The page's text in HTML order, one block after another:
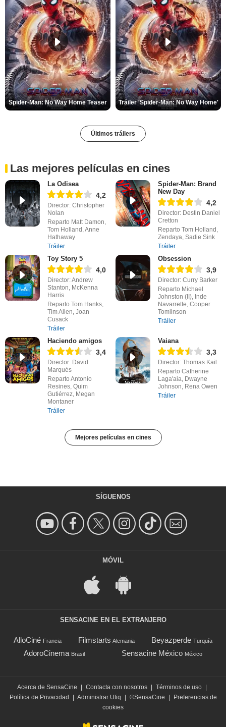
Spider-Man: No Way Home Teaser Tráiler 'Spider-Man: No Way Home'
Últimos tráilers
Las mejores películas en cines
La Odisea
4,2
Director: Christopher
Nolan
Reparto Matt Damon,
Tom Holland, Anne
Hathaway
Tráiler
Spider-Man: Brand
New Day
4,2
Director: Destin Daniel
Cretton
Reparto Tom Holland,
Zendaya, Sadie Sink
Tráiler
Toy Story 5
4,0
Director: Andrew
Stanton, McKenna
Harris
Reparto Tom Hanks,
Tim Allen, Joan
Cusack
Tráiler
Obsession
3,9
Director: Curry Barker
Reparto Michael
Johnston (II), Inde
Navarrette, Cooper
Tomlinson
Tráiler
Haciendo amigos
3,4
Director: David
Marqués
Reparto Antonio
Resines, Quim
Gutiérrez, Megan
Montaner
Tráiler
Vaiana
3,3
Director: Thomas Kail
Reparto Catherine
Laga'aia, Dwayne
Johnson, Rena Owen
Tráiler
Mejores películas en cines
SÍGUENOS
MÓVIL
SENSACINE EN EL EXTRANJERO
AlloCiné Francia Filmstarts Alemania Beyazperde Turquía
AdoroCinema Brasil Sensacine México México
Acerca de SensaCine Contacta con nosotros Términos de uso
Política de Privacidad
Administrar Utiq ©SensaCine
Preferencias de
cookies